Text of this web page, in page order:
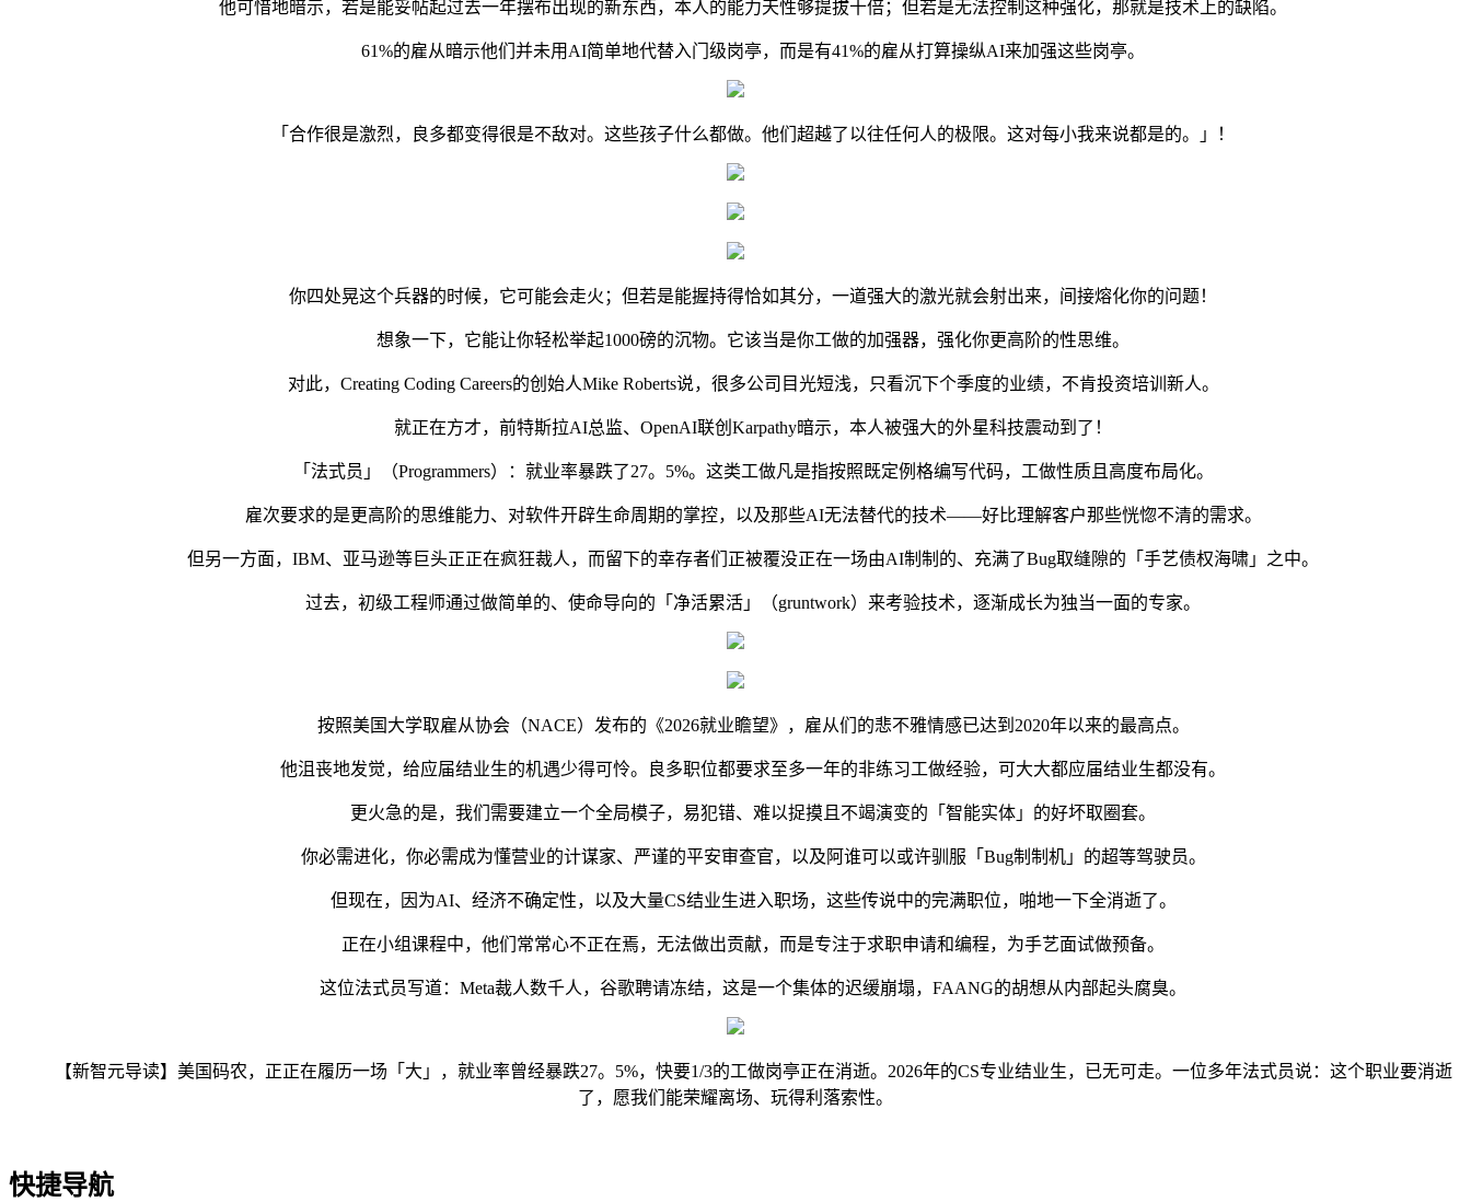
他可惜地暗示，若是能妥帖起过去一年摆布出现的新东西，本人的能力天性够提拔十倍；但若是无法控制这种强化，那就是技术上的缺陷。
61%的雇从暗示他们并未用AI简单地代替入门级岗亭，而是有41%的雇从打算操纵AI来加强这些岗亭。
「合作很是激烈，良多都变得很是不敌对。这些孩子什么都做。他们超越了以往任何人的极限。这对每小我来说都是的。」！
你四处晃这个兵器的时候，它可能会走火；但若是能握持得恰如其分，一道强大的激光就会射出来，间接熔化你的问题！
想象一下，它能让你轻松举起1000磅的沉物。它该当是你工做的加强器，强化你更高阶的性思维。
对此，Creating Coding Careers的创始人Mike Roberts说，很多公司目光短浅，只看沉下个季度的业绩，不肯投资培训新人。
就正在方才，前特斯拉AI总监、OpenAI联创Karpathy暗示，本人被强大的外星科技震动到了！
「法式员」（Programmers）：就业率暴跌了27。5%。这类工做凡是指按照既定例格编写代码，工做性质且高度布局化。
雇次要求的是更高阶的思维能力、对软件开辟生命周期的掌控，以及那些AI无法替代的技术——好比理解客户那些恍惚不清的需求。
但另一方面，IBM、亚马逊等巨头正正在疯狂裁人，而留下的幸存者们正被覆没正在一场由AI制制的、充满了Bug取缝隙的「手艺债权海啸」之中。
过去，初级工程师通过做简单的、使命导向的「净活累活」（gruntwork）来考验技术，逐渐成长为独当一面的专家。
按照美国大学取雇从协会（NACE）发布的《2026就业瞻望》，雇从们的悲不雅情感已达到2020年以来的最高点。
他沮丧地发觉，给应届结业生的机遇少得可怜。良多职位都要求至多一年的非练习工做经验，可大大都应届结业生都没有。
更火急的是，我们需要建立一个全局模子，易犯错、难以捉摸且不竭演变的「智能实体」的好坏取圈套。
你必需进化，你必需成为懂营业的计谋家、严谨的平安审查官，以及阿谁可以或许驯服「Bug制制机」的超等驾驶员。
但现在，因为AI、经济不确定性，以及大量CS结业生进入职场，这些传说中的完满职位，啪地一下全消逝了。
正在小组课程中，他们常常心不正在焉，无法做出贡献，而是专注于求职申请和编程，为手艺面试做预备。
这位法式员写道：Meta裁人数千人，谷歌聘请冻结，这是一个集体的迟缓崩塌，FAANG的胡想从内部起头腐臭。
【新智元导读】美国码农，正正在履历一场「大」，就业率曾经暴跌27。5%，快要1/3的工做岗亭正在消逝。2026年的CS专业结业生，已无可走。一位多年法式员说：这个职业要消逝
了，愿我们能荣耀离场、玩得利落索性。
快捷导航